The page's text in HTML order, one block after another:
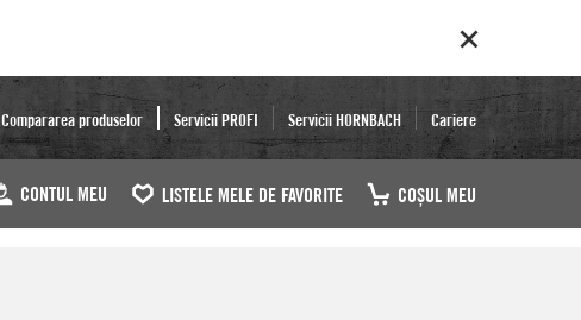
Compararea produselor Servicii PROFI Servicii HORNBACH Cariere
CONTUL MEU LISTELE MELE DE FAVORITE COŞUL MEU